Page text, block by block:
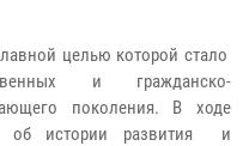
целью которой стало
и гражданско-
поколения. В ходе
об истории развития и